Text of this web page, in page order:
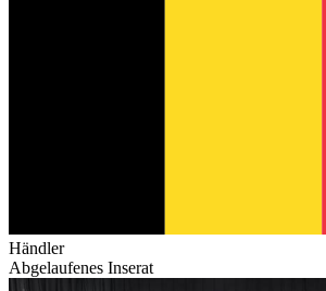
Händler
Abgelaufenes Inserat